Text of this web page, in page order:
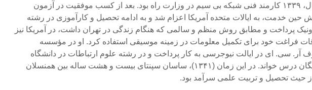
از سال، ۱۳۳۹ کارمند فنی شبکه بی سیم در وزارت راه بود. بعد از کسب موفقیت در آزمون
حین خدمت، به ایالات متحده آمریکا اعزام شد و به ادامه تحصیل و کارآموزی در رشته
پرداخت و مطابق روش منظم و سالمی که هنگام زندگی در تهران داشت، در آمریکا نیز
فراغت خود برای تکمیل معلومات در زمینه موسیقی استفاده کرد. او در مؤسسه
آر. سی. ای در ایالت نیوجرسی به کار پرداخت و در رشته علوم ارتباطات در دانشگاه
میشیگان درس خواند. در این زمان (۱۳۴۱)، ساسان سپنتای بیست و هشت ساله بین همنسلان
حیث تحصیل و تربیت علمی سرآمد بود.